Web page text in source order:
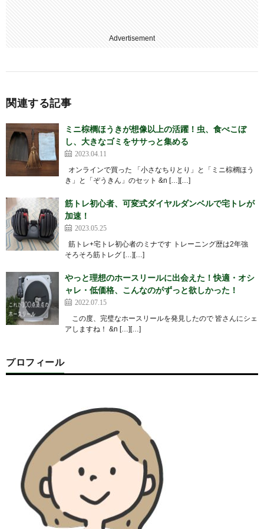
Advertisement
関連する記事
ミニ棕櫚ほうきが想像以上の活躍！虫、食べこぼ
し、大きなゴミをササっと集める
2023.04.11
オンラインで買った 「小さなちりとり」と「ミニ棕櫚ほう
き」と「ぞうきん」のセット &n […][…]
筋トレ初心者、可変式ダイヤルダンベルで宅トレが
加速！
2023.05.25
筋トレ+宅トレ初心者のミナです トレーニング歴は2年強
そろそろ筋トレグ […][…]
やっと理想のホースリールに出会えた！快適・オシ
ャレ・低価格、こんなのがずっと欲しかった！
2022.07.15
この度、完璧なホースリールを発見したので 皆さんにシェ
アしますね！ &n […][…]
プロフィール